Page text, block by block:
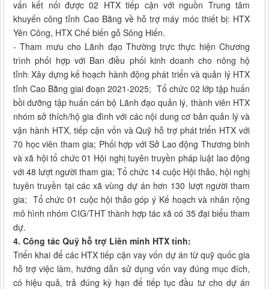
vấn kết nối được 02 HTX tiếp cận với nguồn Trung tâm
khuyến công tỉnh Cao Bằng về hỗ trợ máy móc thiết bị: HTX
Yên Công, HTX Chế biến gỗ Sông Hiến.
- Tham mưu cho Lãnh đạo Thường trực thực hiện Chương
trình phối hợp với Ban điều phối kinh doanh cho nông hộ
tỉnh:Xây dựng kế hoạch hành động phát triển và quản lý HTX
tỉnh Cao Bằng giai đoạn 2021-2025; Tổ chức 02 lớp tập huấn
bồi dưỡng tập huấn cán bộ Lãnh đạo quản lý, thành viên HTX
nhóm sở thích/hộ gia đình với các nội dung cơ bản quản lý và
vận hành HTX, tiếp cận vốn và Quỹ hỗ trợ phát triển HTX với
70 học viên tham gia; Phối hợp với Sở Lao động Thương binh
và xã hội tổ chức 01 Hội nghị tuyên truyền pháp luật lao động
với 48 lượt người tham gia; Tổ chức 14 cuộc Hội thảo, hội nghị
tuyên truyền tại các xã vùng dự án hơn 130 lượt người tham
gia; Tổ chức 01 cuộc hội thảo góp ý Kế hoạch và nhân rộng
mô hình nhóm CIG/THT thành hợp tác xã có 35 đại biểu tham
dự.
4. Công tác Quỹ hỗ trợ Liên minh HTX tỉnh:
Triển khai để các HTX tiếp cận vay vốn dự án từ quỹ quốc gia
hỗ trợ việc làm, hướng dẫn sử dụng vốn vay đúng mục đích,
có hiệu quả, trả đúng kỳ hạn để tiếp tục đầu tư cho dự án